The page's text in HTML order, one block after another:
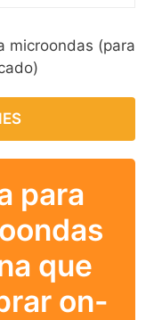
microondas (para
para
que
on-